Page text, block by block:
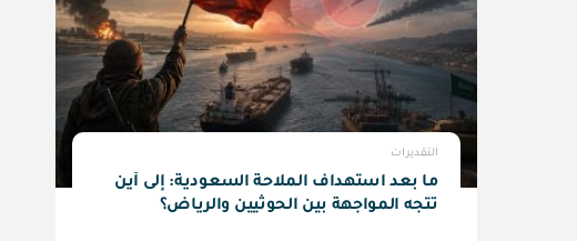
التقديرات
ما بعد استهداف الملاحة السعودية: إلى أين
تتجه المواجهة بين الحوثيين والرياض؟